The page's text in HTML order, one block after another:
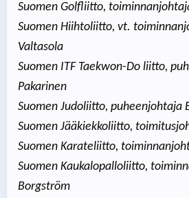
Suomen Golfliitto,
Suomen Hiihtoliitto, vt.
Valtasola
Suomen ITF Taekwon-Do liitto,
Pakarinen
Suomen Judoliitto, puheenjohtaja
Suomen Jääkiekkoliitto,
Suomen Karateliitto,
Suomen Kaukalopalloliitto,
Borgström